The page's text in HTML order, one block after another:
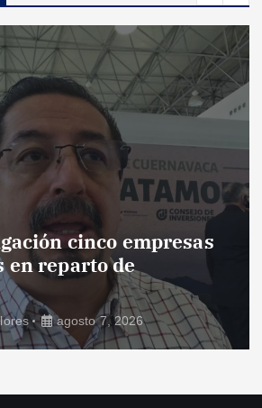
cinco empresas
en reparto de
agosto 7, 2026